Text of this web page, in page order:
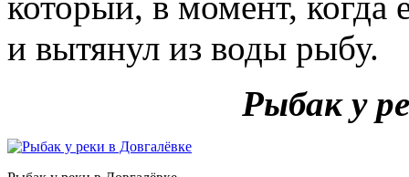
и вытянул из воды рыбу.
Рыбак у